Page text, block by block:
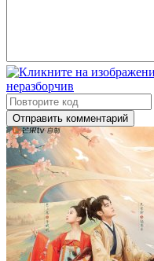
Отправить комментарий